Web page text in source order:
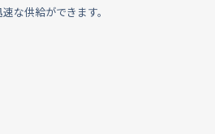
な供給ができます。